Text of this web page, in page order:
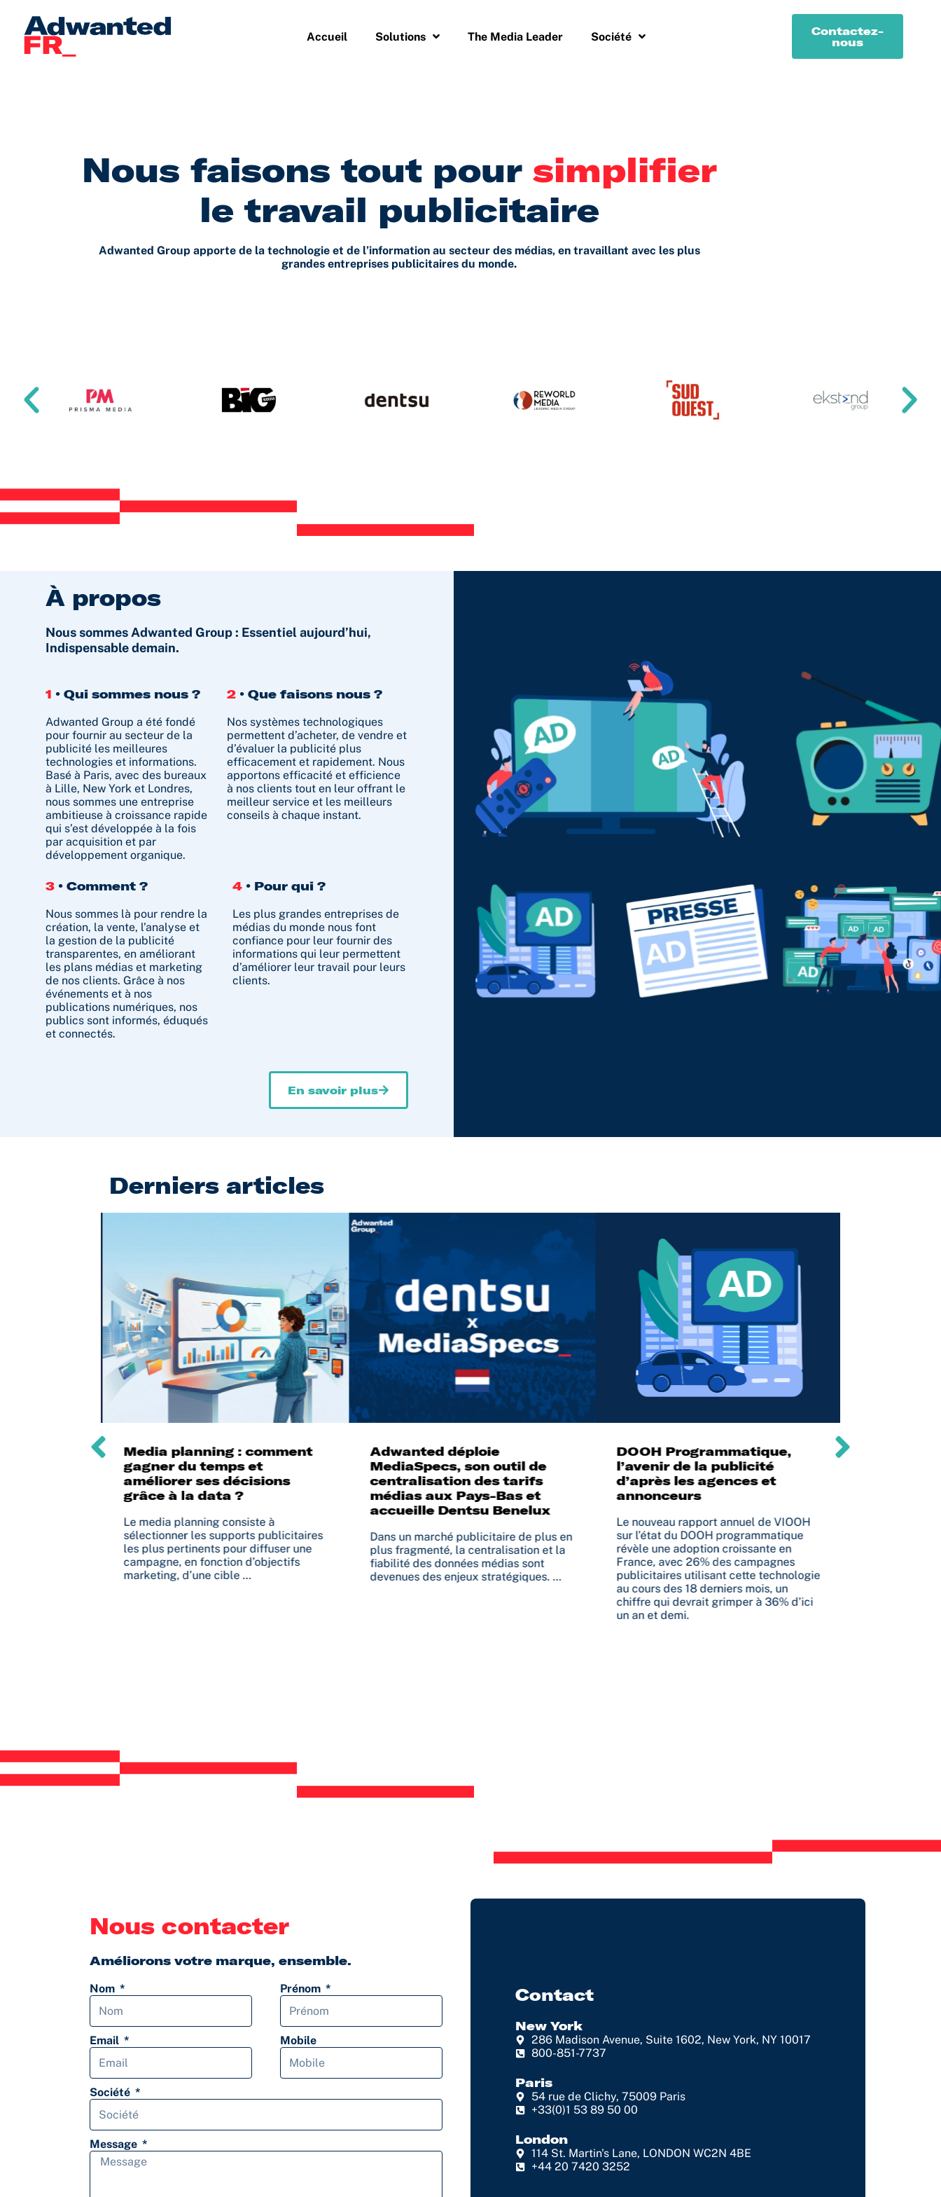
contenu
Accueil Solutions The Media Leader Société
Contactez-
nous
Nous faisons tout pour simplifier
le travail publicitaire
Adwanted Group apporte de la technologie et de l’information au secteur des médias, en travaillant avec les plus
grandes entreprises publicitaires du monde.
À propos
Nous sommes Adwanted Group : Essentiel aujourd’hui,
Indispensable demain.
1 • Qui sommes nous ?
Adwanted Group a été fondé
pour fournir au secteur de la
publicité les meilleures
technologies et informations.
Basé à Paris, avec des bureaux
à Lille, New York et Londres,
nous sommes une entreprise
ambitieuse à croissance rapide
qui s’est développée à la fois
par acquisition et par
développement organique.
2• Que faisons nous ?
Nos systèmes technologiques
permettent d’acheter, de vendre et
d’évaluer la publicité plus
efficacement et rapidement. Nous
apportons efficacité et efficience
à nos clients tout en leur offrant le
meilleur service et les meilleurs
conseils à chaque instant.
3• Comment ?
Nous sommes là pour rendre la
création, la vente, l’analyse et
la gestion de la publicité
transparentes, en améliorant
les plans médias et marketing
de nos clients. Grâce à nos
événements et à nos
publications numériques, nos
publics sont informés, éduqués
et connectés.
4• Pour qui ?
Les plus grandes entreprises de
médias du monde nous font
confiance pour leur fournir des
informations qui leur permettent
d’améliorer leur travail pour leurs
clients.
En savoir plus
Derniers articles
Media planning : comment
gagner du temps et
améliorer ses décisions
grâce à la data ?
Le media planning consiste à
sélectionner les supports publicitaires
les plus pertinents pour diffuser une
campagne, en fonction d’objectifs
marketing, d’une cible …
Adwanted déploie
MediaSpecs, son outil de
centralisation des tarifs
médias aux Pays-Bas et
accueille Dentsu Benelux
Dans un marché publicitaire de plus en
plus fragmenté, la centralisation et la
fiabilité des données médias sont
devenues des enjeux stratégiques. …
DOOH Programmatique,
l’avenir de la publicité
d’après les agences et
annonceurs
Le nouveau rapport annuel de VIOOH
sur l’état du DOOH programmatique
révèle une adoption croissante en
France, avec 26% des campagnes
publicitaires utilisant cette technologie
au cours des 18 derniers mois, un
chiffre qui devrait grimper à 36% d’ici
un an et demi.
Nous contacter
Améliorons votre marque, ensemble.
Nom Prénom
Email Mobile
Société
Message
Contact
New York
286 Madison Avenue, Suite 1602, New York, NY 10017
800-851-7737
Paris
54 rue de Clichy, 75009 Paris
+33(0)1 53 89 50 00
London
114 St. Martin's Lane, LONDON WC2N 4BE
+44 20 7420 3252